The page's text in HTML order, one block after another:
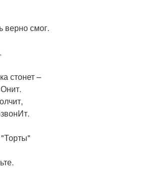
верно смог.
стонет –